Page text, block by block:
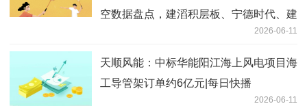
空数据盘点，建滔积层板、宁德时代、建
2026-06-11
天顺风能：中标华能阳江海上风电项目海
工导管架订单约6亿元|每日快播
2026-06-11